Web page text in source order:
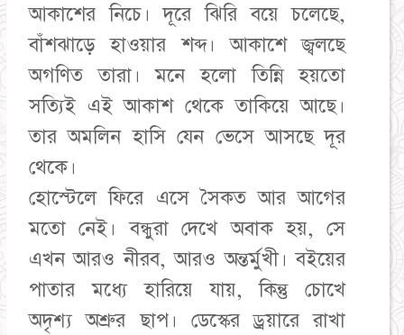
আকাশের নিচে। দূরে ঝিরি বয়ে চলেছে,
বাঁশঝাড়ে হাওয়ার শব্দ। আকাশে জ্বলছে
অগণিত তারা। মনে হলো তিন্নি হয়তো
সত্যিই এই আকাশ থেকে তাকিয়ে আছে।
তার অমলিন হাসি যেন ভেসে আসছে দূর
থেকে।
হোস্টেলে ফিরে এসে সৈকত আর আগের
মতো নেই। বন্ধুরা দেখে অবাক হয়, সে
এখন আরও নীরব, আরও অন্তর্মুখী। বইয়ের
পাতার মধ্যে হারিয়ে যায়, কিন্তু চোখে
অদৃশ্য অশ্রুর ছাপ। ডেস্কের ড্রয়ারে রাখা